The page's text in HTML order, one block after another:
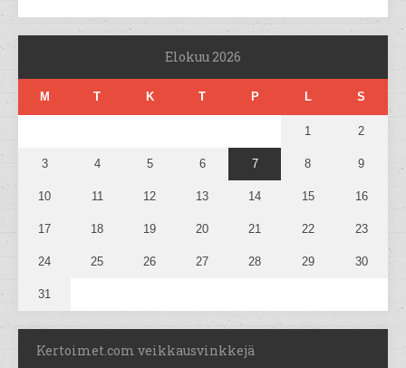
Elokuu 2026
M T K T P L S
1 2
3 4 5 6 7 8 9
10 11 12 13 14 15 16
17 18 19 20 21 22 23
24 25 26 27 28 29 30
31
Kertoimet.com veikkausvinkkejä